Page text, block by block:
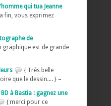
qui tua Jeanne
fin, vous exprimez
de
graphique est de grande
{ Très belle
que le dessin.... } –
BD à Bastia : gagnez une
{ merci pour ce